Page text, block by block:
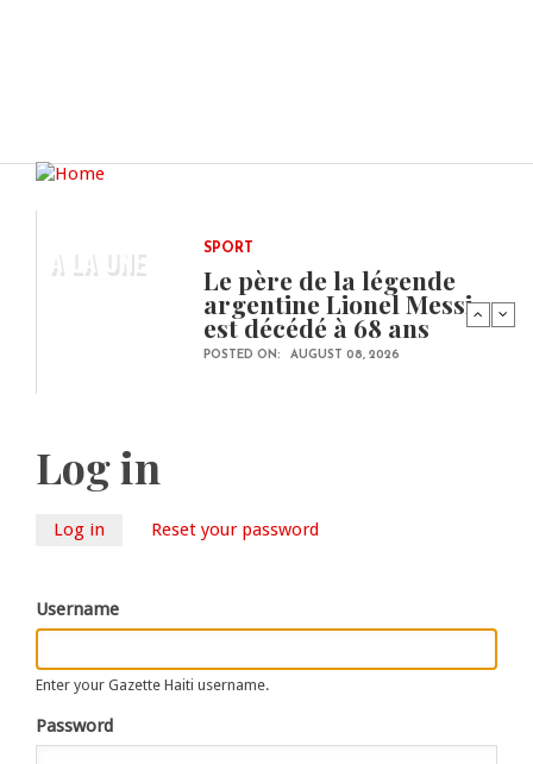
A LA UNE SPORT
Le père de la légende
argentine Lionel Messi
est décédé à 68 ans
POSTED ON: AUGUST 08, 2026
Log in
tabs
Log in (activeReset your password
Username
Enter your Gazette Haiti username.
Password